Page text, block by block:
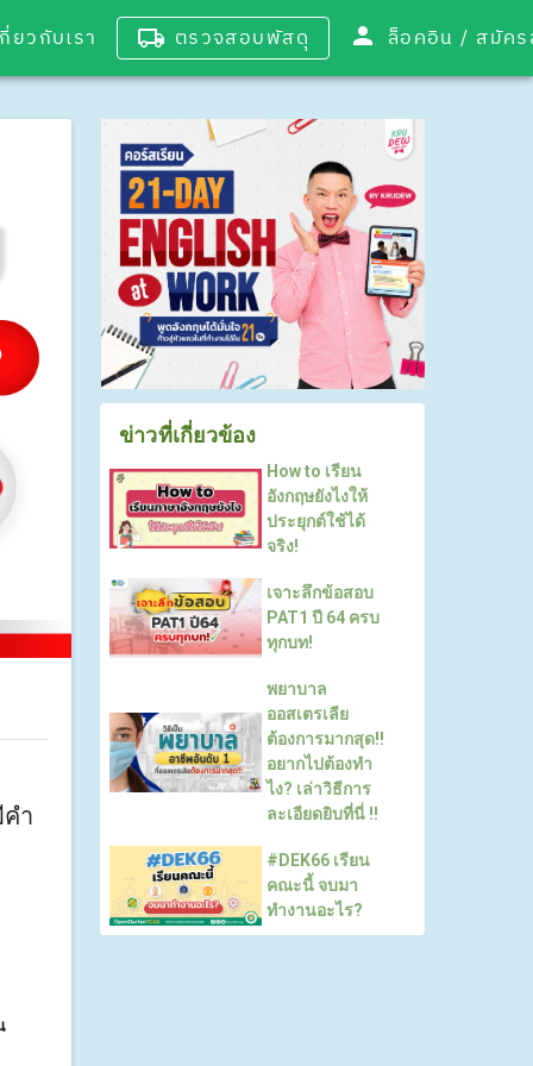
ยวกับเรา ตรวจสอบพัสดุ ล็อคอิน /
ำ
ข่าวที่เกี่ยวข้อง
How to เรียน
อังกฤษยังไงให้
ประยุกต์ใช้ได้
จริง!
เจาะลึกข้อสอบ
PAT1 ปี 64 ครบ
ทุกบท!
พยาบาล
ออสเตรเลีย
ต้องการมากสุด!!
อยากไปต้องทำ
ไง? เล่าวิธีการ
ละเอียดยิบที่นี่ !!
#DEK66 เรียน
คณะนี้ จบมา
ทำงานอะไร?